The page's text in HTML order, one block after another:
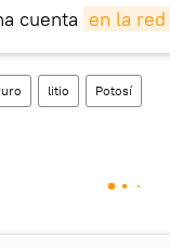
cuenta en la
litio Potosí